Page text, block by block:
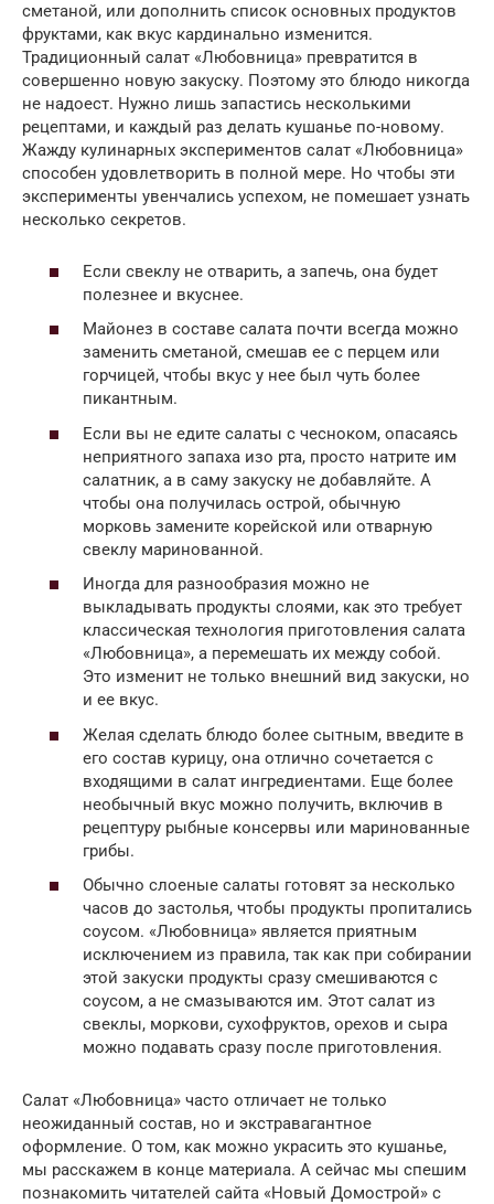
сметаной, или дополнить список основных продуктов
фруктами, как вкус кардинально изменится.
Традиционный салат «Любовница» превратится в
совершенно новую закуску. Поэтому это блюдо никогда
не надоест. Нужно лишь запастись несколькими
рецептами, и каждый раз делать кушанье по-новому.
Жажду кулинарных экспериментов салат «Любовница»
способен удовлетворить в полной мере. Но чтобы эти
эксперименты увенчались успехом, не помешает узнать
несколько секретов.
Если свеклу не отварить, а запечь, она будет
полезнее и вкуснее.
Майонез в составе салата почти всегда можно
заменить сметаной, смешав ее с перцем или
горчицей, чтобы вкус у нее был чуть более
пикантным.
Если вы не едите салаты с чесноком, опасаясь
неприятного запаха изо рта, просто натрите им
салатник, а в саму закуску не добавляйте. А
чтобы она получилась острой, обычную
морковь замените корейской или отварную
свеклу маринованной.
Иногда для разнообразия можно не
выкладывать продукты слоями, как это требует
классическая технология приготовления салата
«Любовница», а перемешать их между собой.
Это изменит не только внешний вид закуски, но
и ее вкус.
Желая сделать блюдо более сытным, введите в
его состав курицу, она отлично сочетается с
входящими в салат ингредиентами. Еще более
необычный вкус можно получить, включив в
рецептуру рыбные консервы или маринованные
грибы.
Обычно слоеные салаты готовят за несколько
часов до застолья, чтобы продукты пропитались
соусом. «Любовница» является приятным
исключением из правила, так как при собирании
этой закуски продукты сразу смешиваются с
соусом, а не смазываются им. Этот салат из
свеклы, моркови, сухофруктов, орехов и сыра
можно подавать сразу после приготовления.
Салат «Любовница» часто отличает не только
неожиданный состав, но и экстравагантное
оформление. О том, как можно украсить это кушанье,
мы расскажем в конце материала. А сейчас мы спешим
познакомить читателей сайта «Новый Домострой» с